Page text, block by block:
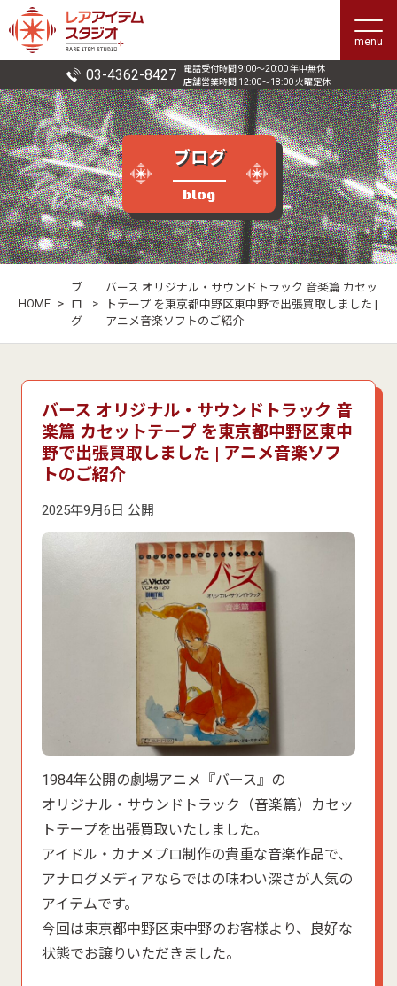
menu
03-4362-8427
電話受付時間 9:00〜20:00 年中無休
店舗営業時間 12:00〜18:00 火曜定休
ブログ
blog
HOME >
ブ
ロ
グ
>
バース オリジナル・サウンドトラック 音楽篇 カセッ
トテープ を東京都中野区東中野で出張買取しました |
アニメ音楽ソフトのご紹介
バース オリジナル・サウンドトラック 音
楽篇 カセットテープ を東京都中野区東中
野で出張買取しました | アニメ音楽ソフ
トのご紹介
2025年9月6日 公開
1984年公開の劇場アニメ『バース』の
オリジナル・サウンドトラック（音楽篇）カセッ
トテープを出張買取いたしました。
アイドル・カナメプロ制作の貴重な音楽作品で、
アナログメディアならではの味わい深さが人気の
アイテムです。
今回は東京都中野区東中野のお客様より、良好な
状態でお譲りいただきました。